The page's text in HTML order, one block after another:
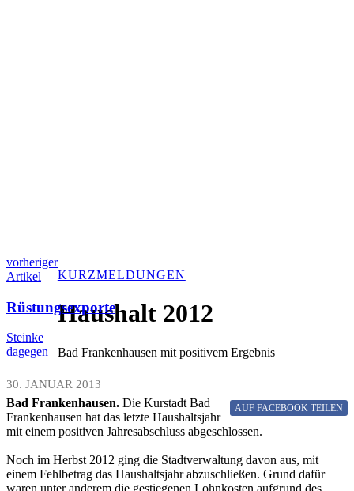
vorheriger
Artikel
Rüstungsexporte
Steinke
dagegen
KURZMELDUNGEN
Haushalt 2012
Bad Frankenhausen mit positivem Ergebnis
30. JANUAR 2013
AUF FACEBOOK TEILEN
Bad Frankenhausen. Die Kurstadt Bad
Frankenhausen hat das letzte Haushaltsjahr
mit einem positiven Jahresabschluss abgeschlossen.
Noch im Herbst 2012 ging die Stadtverwaltung davon aus, mit
einem Fehlbetrag das Haushaltsjahr abzuschließen. Grund dafür
waren unter anderem die gestiegenen Lohnkosten aufgrund des